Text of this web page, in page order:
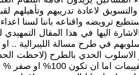
والتسويق لاعادة تدريبهم
ترويضه واقناعه باننا لسنا
اليها في هذا المقال
في طرح مسالة الليبرالية ..
الحدي بالطرح (لاحظت
40 او 50 او 70 او